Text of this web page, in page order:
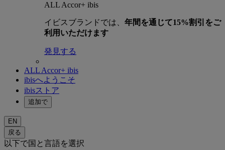
ALL Accor+ ibis
イビスブランドでは、 年間を通じて15%割引をご
利用いただけます
発見する
ALL Accor+ ibis
ibisへようこそ
ibisストア
追加で
EN
戻る
以下で国と言語を選択